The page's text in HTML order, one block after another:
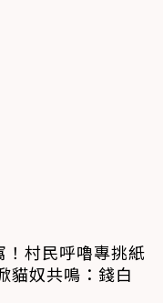
！村民呼嚕專挑紙
貓奴共鳴：錢白